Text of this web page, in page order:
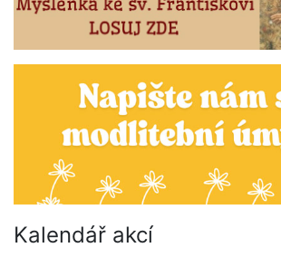
Kalendář akcí